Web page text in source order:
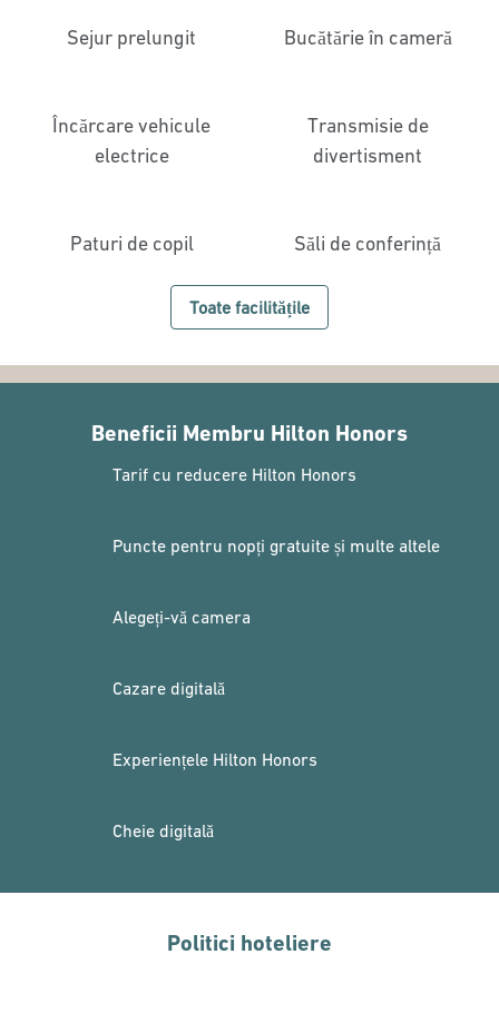
Sejur prelungit Bucătărie în cameră
Încărcare vehicule
electrice
Transmisie de
divertisment
Paturi de copil Săli de conferință
Toate facilitățile
Beneficii Membru Hilton Honors
Tarif cu reducere Hilton Honors
Puncte pentru nopți gratuite și multe altele
Alegeți-vă camera
Cazare digitală
Experiențele Hilton Honors
Cheie digitală
Politici hoteliere